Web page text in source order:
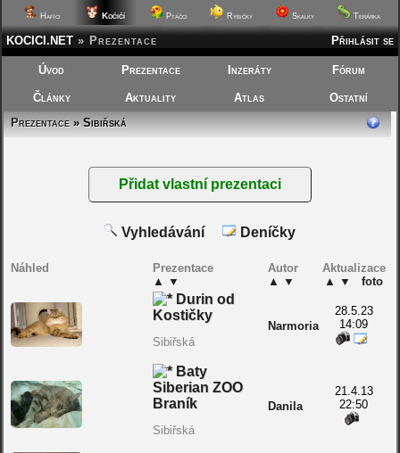
Hafíci Kočičí Ptáčci Rybičky Skalky Terárka
Přihlásit se
KOCICI.NET » Prezentace
Úvod Prezentace Inzeráty Fórum
Články Aktuality Atlas
Ostatní
Prezentace» Sibiřská
Vyhledávání Deníčky
Náhled
Prezentace
▲ ▼
Autor
▲ ▼
Aktualizace
▲ ▼ foto
Durin od
Kostičky
Sibiřská
Narmoria
28.5.23
14:09
Baty
Siberian ZOO
Braník
Sibiřská
Danila
21.4.13
22:50